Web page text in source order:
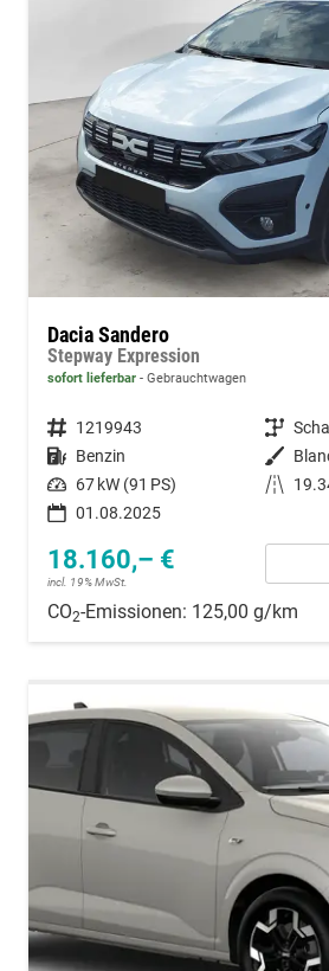
Dacia Sandero
Stepway Expression
sofort lieferbar Gebrauchtwagen
Fahrzeugnummer 1219943 Getriebe
Kraftstoff Benzin Außenfarbe
Leistung 67 kW (91 PS) Kilometerstand
01.08.2025
18.160,– €
incl. 19% MwSt.
CO2-Emissionen: 125,00 g/km